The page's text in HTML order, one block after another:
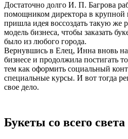
Достаточно долго И. П. Багрова
помощником директора в крупной
пришла идея воссоздать такую
модель бизнеса, чтобы заказать
было из любого города.
Вернувшись в Елец, Инна вновь
бизнесе и продолжила постигать
тем как оформить социальный
специальные курсы. И вот тогда
свое дело.
Букеты со всего света